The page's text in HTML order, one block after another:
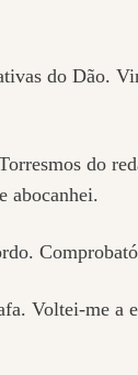
do Dão.
do
abocanhei.
Voltei-me